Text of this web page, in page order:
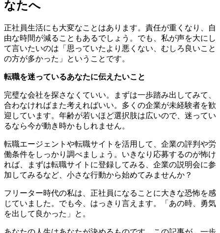
なたへ
正社員生活にも大変なことはあります。責任が重くなり、自
由な時間が減ることもあるでしょう。でも、私が声を大にし
て言いたいのは「思っていたより悪くない、むしろ良いこと
の方が多かった」ということです。
転職を迷っているあなたに伝えたいこと
完璧な会社を探さなくていい。まずは一歩踏み出してみて、
合わなければまた考えればいい。多くの企業が未経験者を歓
迎しています。年齢が若いほど選択肢は広いので、迷ってい
るなら今が動き時かもしれません。
転職エージェントや転職サイトを活用して、企業の評判や労
働条件をしっかり調べましょう。いきなり応募するのが怖け
れば、まずは転職サイトに登録してみる、企業の説明会に参
加してみるなど、小さな行動から始めてみませんか？
フリーター時代の私は、正社員になることに大きな恐怖を感
じていました。でも今、はっきり言えます。「あの時、勇気
を出して良かった」と。